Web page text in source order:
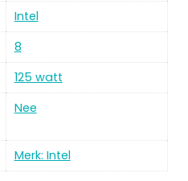
Intel
8
125 watt
Nee
Merk: Intel